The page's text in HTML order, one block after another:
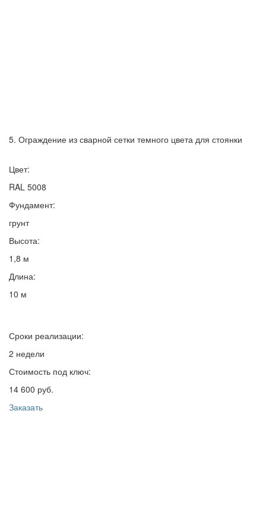
5. Ограждение из сварной сетки темного цвета для стоянки
Цвет:
RAL 5008
Фундамент:
грунт
Высота:
1,8 м
Длина:
10 м
Сроки реализации:
2 недели
Стоимость под ключ:
14 600 руб.
Заказать